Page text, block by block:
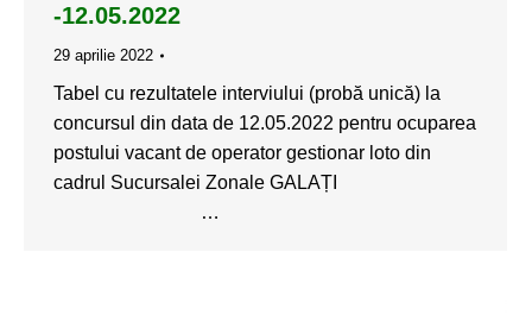
-12.05.2022
29 aprilie 2022
Tabel cu rezultatele interviului (probă unică) la
concursul din data de 12.05.2022 pentru ocuparea
postului vacant de operator gestionar loto din
cadrul Sucursalei Zonale GALAȚI
…